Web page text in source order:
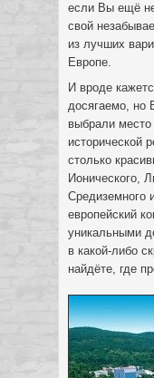
если Вы ещё
свой
из лучших
Европе.
И вроде
досягаемо, но
выбрали
исторической
столько
Ионического,
Средиземного
европейский
уникальными
в какой-либо
найдёте, где